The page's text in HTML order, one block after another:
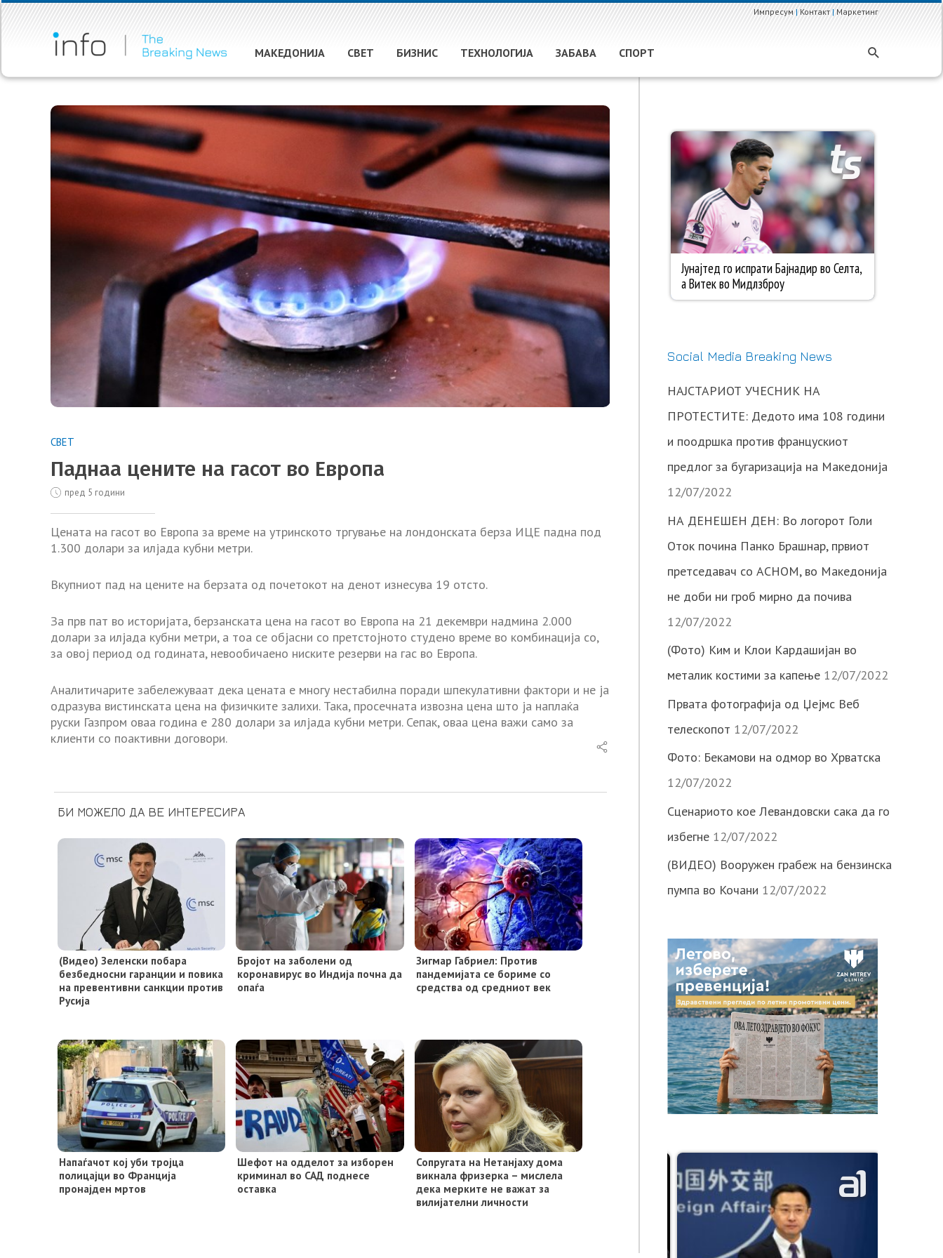
Импресум|Контакт|Маркетинг
МАКЕДОНИЈА СВЕТ БИЗНИС ТЕХНОЛОГИЈА ЗАБАВА СПОРТ
СВЕТ
Паднаа цените на гасот во Европа
пред 5 години
Цената на гасот во Европа за време на утринското тргување на лондонската берза ИЦЕ падна под
1.300 долари за илјада кубни метри.
Вкупниот пад на цените на берзата од почетокот на денот изнесува 19 отсто.
За прв пат во историјата, берзанската цена на гасот во Европа на 21 декември надмина 2.000
долари за илјада кубни метри, а тоа се објасни со претстојното студено време во комбинација со,
за овој период од годината, невообичаено ниските резерви на гас во Европа.
Аналитичарите забележуваат дека цената е многу нестабилна поради шпекулативни фактори и не ја
одразува вистинската цена на физичките залихи. Така, просечната извозна цена што ја наплаќа
руски Газпром оваа година е 280 долари за илјада кубни метри. Сепак, оваа цена важи само за
клиенти со поактивни договори.
БИ МОЖЕЛО ДА ВЕ ИНТЕРЕСИРА
(Видео) Зеленски побара
безбедносни гаранции и повика
на превентивни санкции против
Русија
Бројот на заболени од
коронавирус во Индија почна да
опаѓа
Зигмар Габриел: Против
пандемијата се бориме со
средства од средниот век
Напаѓачот кој уби тројца
полицајци во Франција
пронајден мртов
Шефот на одделот за изборен
криминал во САД поднесе
оставка
Сопругата на Нетанјаху дома
викнала фризерка – мислела
дека мерките не важат за
вилијателни личности
Social Media Breaking News
НАЈСТАРИОТ УЧЕСНИК НА
ПРОТЕСТИТЕ: Дедото има 108 години
и поодршка против францускиот
предлог за бугаризација на Македонија
12/07/2022
НА ДЕНЕШЕН ДЕН: Во логорот Голи
Оток почина Панко Брашнар, првиот
претседавач со АСНОМ, во Македонија
не доби ни гроб мирно да почива
12/07/2022
(Фото) Ким и Клои Кардашијан во
металик костими за капење 12/07/2022
Првата фотографија од Џејмс Веб
телескопот 12/07/2022
Фото: Бекамови на одмор во Хрватска
12/07/2022
Сценариото кое Левандовски сака да го
избегне 12/07/2022
(ВИДЕО) Вооружен грабеж на бензинска
пумпа во Кочани 12/07/2022